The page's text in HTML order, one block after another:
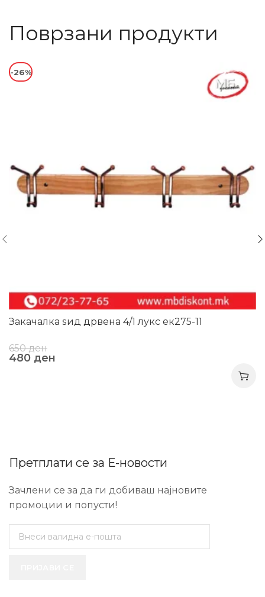
Поврзани продукти
-26%
Закачалка ѕид дрвена 4/1 лукс ек275-11
650ден
480 ден
Претплати се за Е-новости
Зачлени се за да ги добиваш најновите
промоции и попусти!